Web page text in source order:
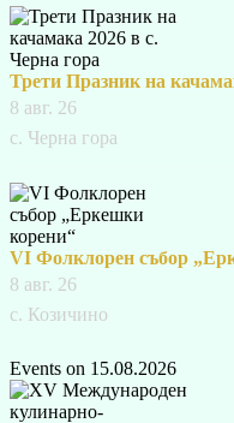
Трети Празник на
8 авг. 26
с. Черна гора
VI Фолклорен събор
8 авг. 26
с. Козичино
Events on 15.08.2026